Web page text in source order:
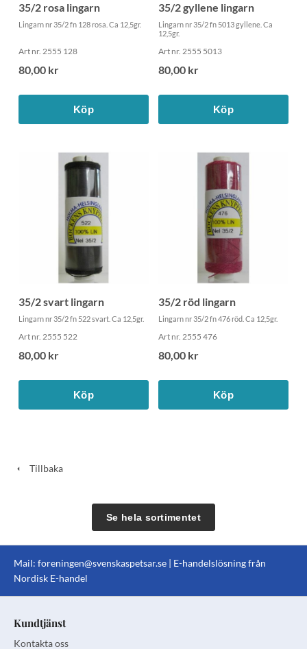
35/2 rosa lingarn
Lingarn nr 35/2 fn 128 rosa. Ca 12,5gr.
Art nr. 2555 128
80,00 kr
Köp
35/2 gyllene lingarn
Lingarn nr 35/2 fn 5013 gyllene. Ca
12,5gr.
Art nr. 2555 5013
80,00 kr
Köp
35/2 svart lingarn
Lingarn nr 35/2 fn 522 svart. Ca 12,5gr.
Art nr. 2555 522
80,00 kr
Köp
35/2 röd lingarn
Lingarn nr 35/2 fn 476 röd. Ca 12,5gr.
Art nr. 2555 476
80,00 kr
Köp
Tillbaka
Se hela sortimentet
Mail: foreningen@svenskaspetsar.se | E-handelslösning från
Nordisk E-handel
Kundtjänst
Kontakta oss